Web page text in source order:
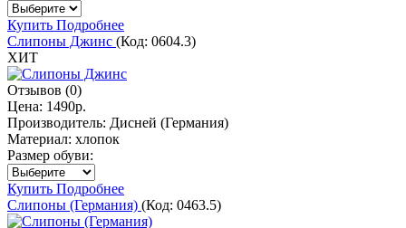
Купить Подробнее
Слипоны Джинс (Код: 0604.3)
ХИТ
Отзывов (0)
Цена: 1490р.
Производитель: Дисней (Германия)
Материал: хлопок
Размер обуви:
Купить Подробнее
Слипоны (Германия) (Код: 0463.5)